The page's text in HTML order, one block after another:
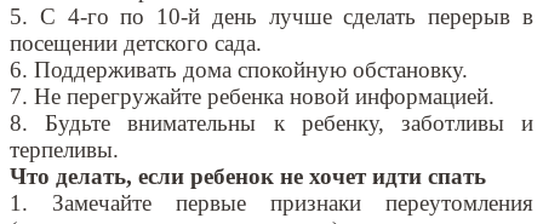
5. С 4-го по 10-й день лучше сделать перерыв в
посещении детского сада.
6. Поддерживать дома спокойную обстановку.
7. Не перегружайте ребенка новой информацией.
8. Будьте внимательны к ребенку, заботливы и
терпеливы.
Что делать, если ребенок не хочет идти спать
1. Замечайте первые признаки переутомления